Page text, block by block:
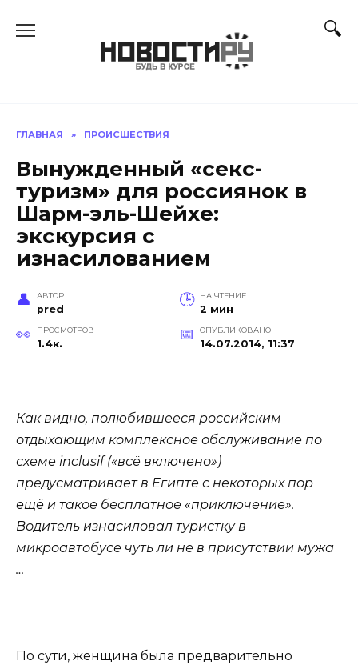
ГЛАВНАЯ » ПРОИСШЕСТВИЯ
Вынужденный «секс-
туризм» для россиянок в
Шарм-эль-Шейхе:
экскурсия с
изнасилованием
АВТОР
pred
НА ЧТЕНИЕ
2 мин
ПРОСМОТРОВ
1.4к.
ОПУБЛИКОВАНО
14.07.2014, 11:37
Как видно, полюбившееся российским
отдыхающим комплексное обслуживание по
схеме inclusif («всё включено»)
предусматривает в Египте с некоторых пор
ещё и такое бесплатное «приключение».
Водитель изнасиловал туристку в
микроавтобусе чуть ли не в присутствии мужа
…
По сути, женщина была предварительно